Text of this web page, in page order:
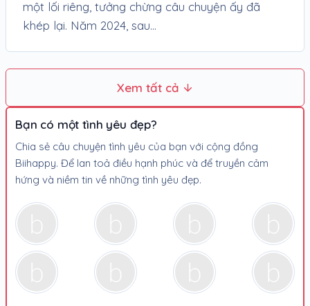
một lối riêng, tưởng chừng câu chuyện ấy đã
khép lại. Năm 2024, sau...
Xem tất cả
Bạn có một tình yêu đẹp?
Chia sẻ câu chuyện tình yêu của bạn với cộng đồng
Biihappy. Để lan toả điều hạnh phúc và để truyền cảm
hứng và niềm tin về những tình yêu đẹp.